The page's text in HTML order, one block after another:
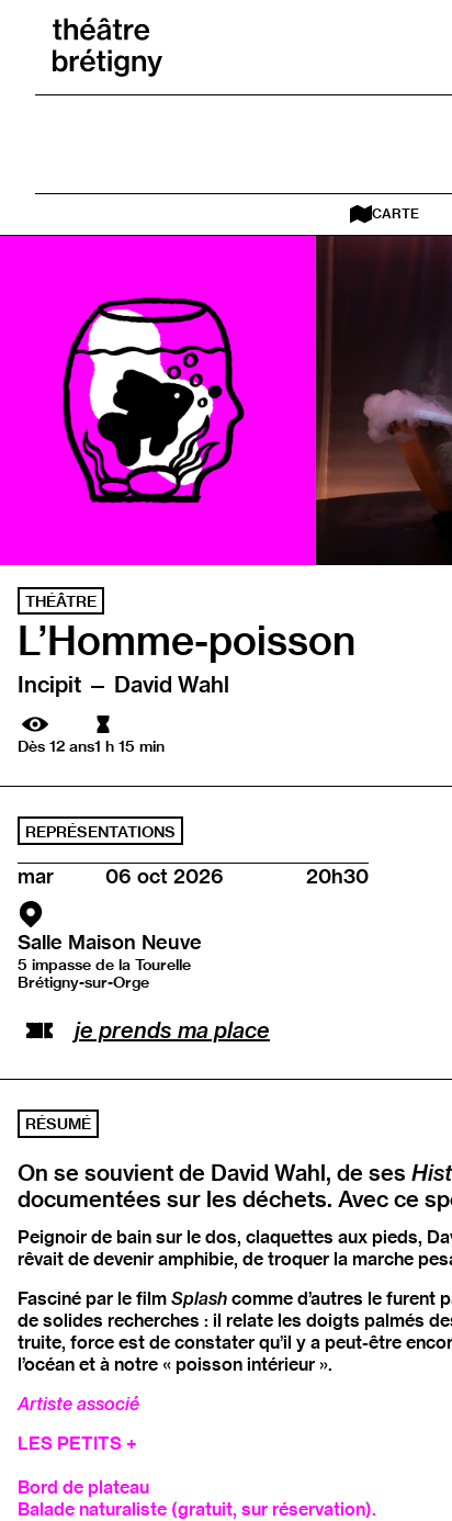
Aller au contenu
Retour à l’accueil
CARTE
THÉÂTRE
L’Homme-poisson
Incipit — David Wahl
Dès 12 ansDurée
1 h 15 min
REPRÉSENTATIONS
mar 06 oct 2026 20h30
Salle Maison Neuve
5 impasse de la Tourelle
Brétigny-sur-Orge
je prends ma place
RÉSUMÉ
On se souvient de David Wahl, de ses
documentées sur les déchets. Avec ce
Peignoir de bain sur le dos, claquettes aux pieds,
rêvait de devenir amphibie, de troquer la marche
Fasciné par le film Splash comme d’autres le furent
de solides recherches : il relate les doigts palmés
truite, force est de constater qu’il y a peut-être
l’océan et à notre « poisson intérieur ».
Artiste associé
LES PETITS +
Bord de plateau
Balade naturaliste (gratuit, sur réservation).